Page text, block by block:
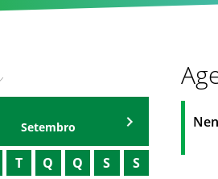
Setembro
T Q Q S S